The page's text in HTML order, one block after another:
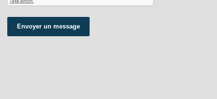
Envoyer un message